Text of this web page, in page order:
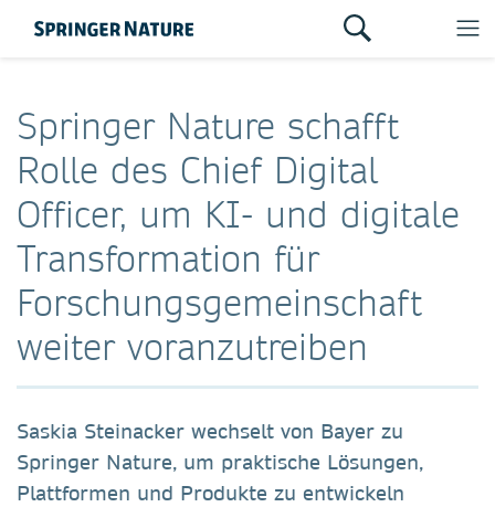
Springer Nature schafft
Rolle des Chief Digital
Officer, um KI- und digitale
Transformation für
Forschungsgemeinschaft
weiter voranzutreiben
Saskia Steinacker wechselt von Bayer zu
Springer Nature, um praktische Lösungen,
Plattformen und Produkte zu entwickeln